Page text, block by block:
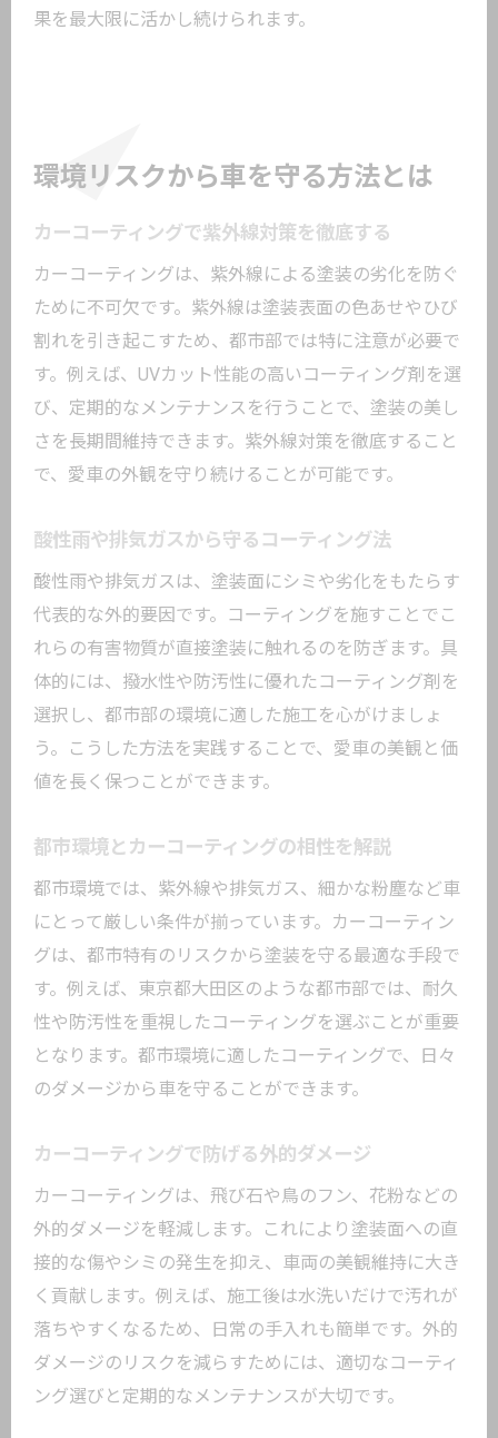
果を最大限に活かし続けられます。
環境リスクから車を守る方法とは
カーコーティングで紫外線対策を徹底する
カーコーティングは、紫外線による塗装の劣化を防ぐ
ために不可欠です。紫外線は塗装表面の色あせやひび
割れを引き起こすため、都市部では特に注意が必要で
す。例えば、UVカット性能の高いコーティング剤を選
び、定期的なメンテナンスを行うことで、塗装の美し
さを長期間維持できます。紫外線対策を徹底すること
で、愛車の外観を守り続けることが可能です。
酸性雨や排気ガスから守るコーティング法
酸性雨や排気ガスは、塗装面にシミや劣化をもたらす
代表的な外的要因です。コーティングを施すことでこ
れらの有害物質が直接塗装に触れるのを防ぎます。具
体的には、撥水性や防汚性に優れたコーティング剤を
選択し、都市部の環境に適した施工を心がけましょ
う。こうした方法を実践することで、愛車の美観と価
値を長く保つことができます。
都市環境とカーコーティングの相性を解説
都市環境では、紫外線や排気ガス、細かな粉塵など車
にとって厳しい条件が揃っています。カーコーティン
グは、都市特有のリスクから塗装を守る最適な手段で
す。例えば、東京都大田区のような都市部では、耐久
性や防汚性を重視したコーティングを選ぶことが重要
となります。都市環境に適したコーティングで、日々
のダメージから車を守ることができます。
カーコーティングで防げる外的ダメージ
カーコーティングは、飛び石や鳥のフン、花粉などの
外的ダメージを軽減します。これにより塗装面への直
接的な傷やシミの発生を抑え、車両の美観維持に大き
く貢献します。例えば、施工後は水洗いだけで汚れが
落ちやすくなるため、日常の手入れも簡単です。外的
ダメージのリスクを減らすためには、適切なコーティ
ング選びと定期的なメンテナンスが大切です。